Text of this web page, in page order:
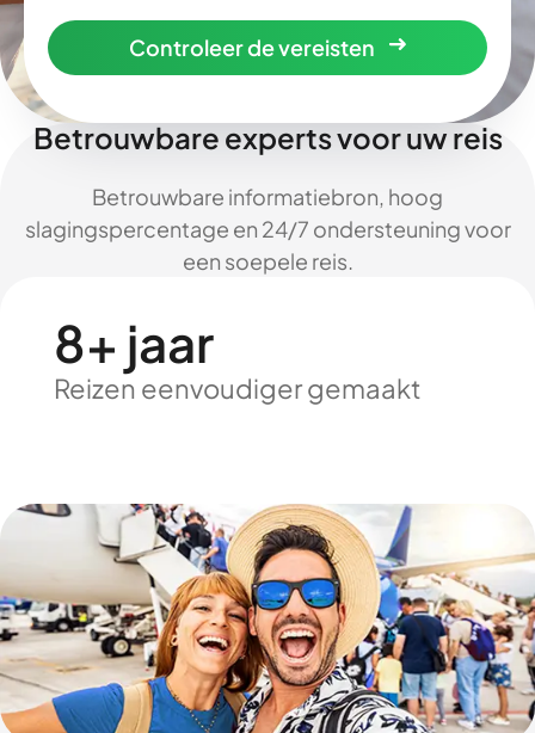
Controleer de vereisten
Betrouwbare experts voor uw reis
Betrouwbare informatiebron, hoog
slagingspercentage en 24/7 ondersteuning voor
een soepele reis.
8+ jaar
Reizen eenvoudiger gemaakt